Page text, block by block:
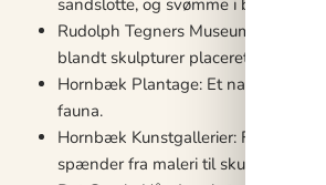
sandslotte, og svømme i bølgen blå.
Rudolph Tegners Museum og
blandt skulpturer placeret i et
Hornbæk Plantage: Et naturskønt
fauna.
Hornbæk Kunstgallerier: Flere
spænder fra maleri til skulptur og